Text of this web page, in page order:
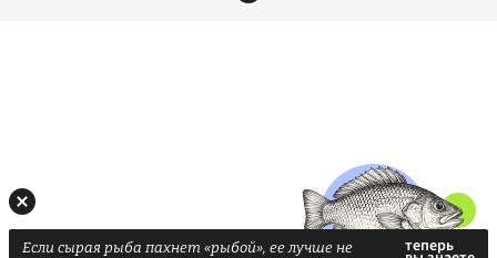
Если сырая рыба пахнет «рыбой», ее лучше не